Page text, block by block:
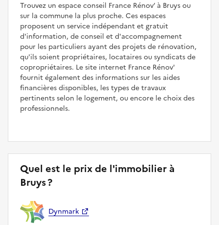
Trouvez un espace conseil France Rénov’ à Bruys ou
sur la commune la plus proche. Ces espaces
proposent un service indépendant et gratuit
d'information, de conseil et d'accompagnement
pour les particuliers ayant des projets de rénovation,
qu'ils soient propriétaires, locataires ou syndicats de
copropriétaires. Le site internet France Rénov'
fournit également des informations sur les aides
financières disponibles, les types de travaux
pertinents selon le logement, ou encore le choix des
professionnels.
Quel est le prix de l'immobilier à
Bruys ?
Dynmark